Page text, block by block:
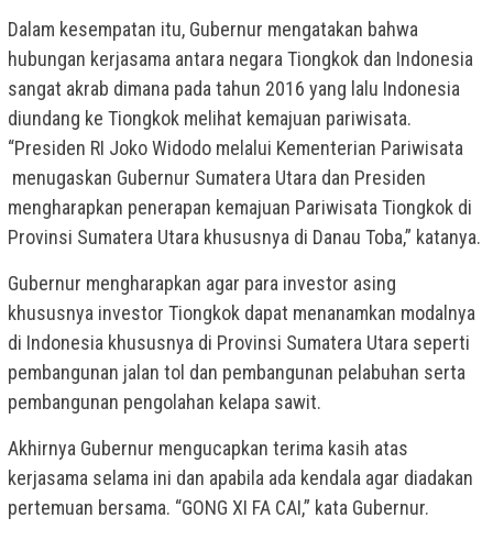
Dalam kesempatan itu, Gubernur mengatakan bahwa
hubungan kerjasama antara negara Tiongkok dan Indonesia
sangat akrab dimana pada tahun 2016 yang lalu Indonesia
diundang ke Tiongkok melihat kemajuan pariwisata.
“Presiden RI Joko Widodo melalui Kementerian Pariwisata
menugaskan Gubernur Sumatera Utara dan Presiden
mengharapkan penerapan kemajuan Pariwisata Tiongkok di
Provinsi Sumatera Utara khususnya di Danau Toba,” katanya.
Gubernur mengharapkan agar para investor asing
khususnya investor Tiongkok dapat menanamkan modalnya
di Indonesia khususnya di Provinsi Sumatera Utara seperti
pembangunan jalan tol dan pembangunan pelabuhan serta
pembangunan pengolahan kelapa sawit.
Akhirnya Gubernur mengucapkan terima kasih atas
kerjasama selama ini dan apabila ada kendala agar diadakan
pertemuan bersama. “GONG XI FA CAI,” kata Gubernur.